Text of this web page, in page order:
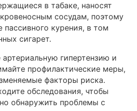
в табаке, наносят
сосудам, поэтому
пассивного курения, в том
сигарет.
артериальную гипертензию и
профилактические меры,
факторы риска.
обследования, чтобы
обнаружить проблемы с